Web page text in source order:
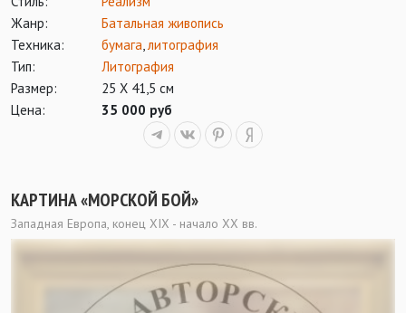
Жанр:
Батальная живопись
Техника:
бумага,литография
Тип:
Литография
Размер:
25 Х 41,5 см
Цена:
35 000 руб
КАРТИНА «МОРСКОЙ БОЙ»
Западная Европа, конец ХIХ - начало ХХ вв.